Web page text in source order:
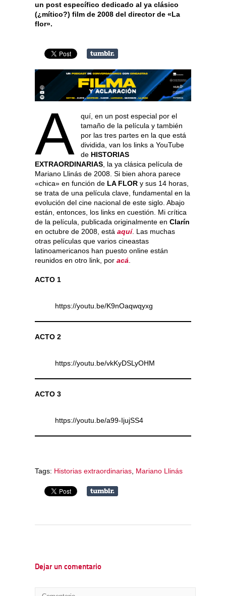
un post específico dedicado al ya clásico
(¿mítico?) film de 2008 del director de «La
flor».
A
quí, en un post especial por el
tamaño de la película y también
por las tres partes en la que está
dividida, van los links a YouTube
de HISTORIAS
EXTRAORDINARIAS , la ya clásica película de
Mariano Llinás de 2008. Si bien ahora parece
«chica» en función de LA FLOR y sus 14 horas,
se trata de una película clave, fundamental en la
evolución del cine nacional de este siglo. Abajo
están, entonces, los links en cuestión. Mi crítica
de la película, publicada originalmente en Clarín
en octubre de 2008, está aquí. Las muchas
otras películas que varios cineastas
latinoamericanos han puesto online están
reunidos en otro link, por acá
ACTO 1
https://youtu.be/K9nOaqwqyxg
ACTO 2
https://youtu.be/vkKyDSLyOHM
ACTO 3
https://youtu.be/a99-IjujSS4
Tags: Historias extraordinarias Mariano Llinás
Dejar un comentario